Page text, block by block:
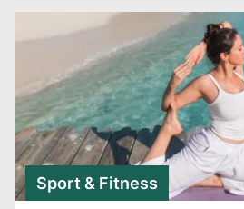
Sport & Fitness